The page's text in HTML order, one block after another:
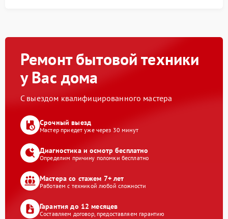
Ремонт бытовой техники
у Вас дома
С выездом квалифицированного мастера
Срочный выезд
Мастер приедет уже через 30 минут
Диагностика и осмотр бесплатно
Определим причину поломки бесплатно
Мастера со стажем 7+ лет
Работаем с техникой любой сложности
Гарантия до 12 месяцев
Составляем договор, предоставляем гарантию